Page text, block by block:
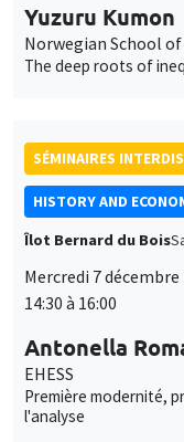
Yuzuru Kumon
Norwegian School
The deep roots of
SÉMINAIRES
HISTORY AND
Îlot Bernard du Bois
Mercredi 7 décembre
14:30 à 16:00
Antonella
EHESS
Première modernité,
l'analyse